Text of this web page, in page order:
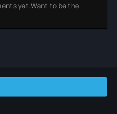
yet.Want to be the